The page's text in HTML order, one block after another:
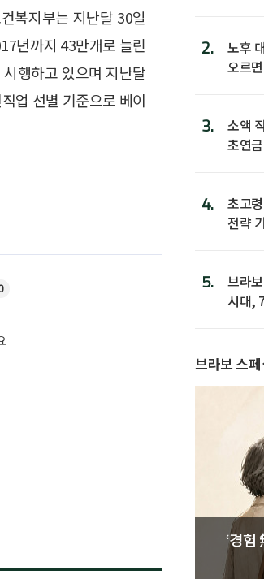
복지부는 지난달 30일
년까지 43만개로 늘린
행하고 있으며 지난달
업 선별 기준으로 베이
2.
노후
오르
3.
소액
초연
4.
초고
전략
5.
브라
시대,
브라보 스
‘경험